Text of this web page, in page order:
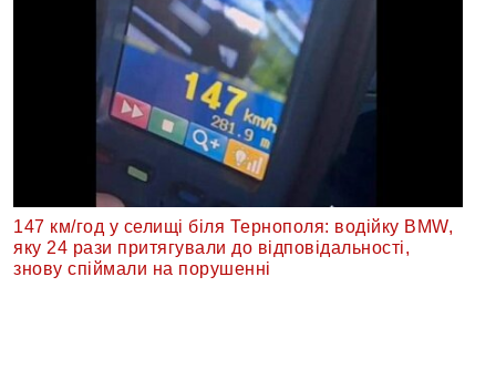
147 км/год у селищі біля Тернополя: водійку BMW,
яку 24 рази притягували до відповідальності,
знову спіймали на порушенні